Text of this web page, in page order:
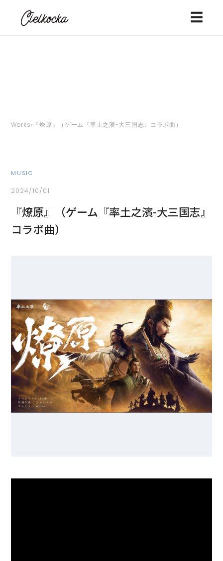
☰
Works› 『燎原』（ゲーム『率土之濱-大三国志』コラボ曲）
MUSIC
2024/10/01
『燎原』（ゲーム『率土之濱-大三国志』
コラボ曲）